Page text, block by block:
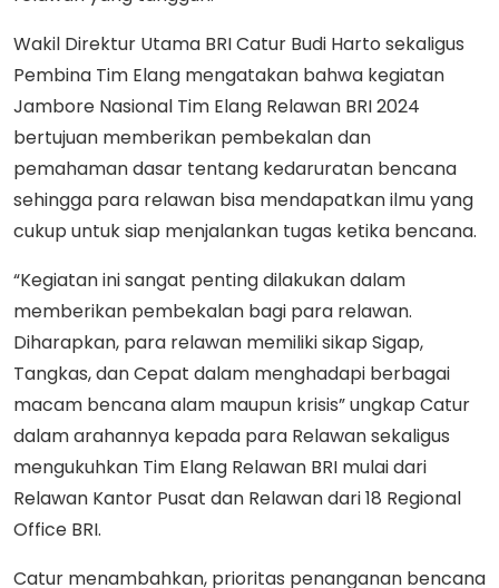
Wakil Direktur Utama BRI Catur Budi Harto sekaligus
Pembina Tim Elang mengatakan bahwa kegiatan
Jambore Nasional Tim Elang Relawan BRI 2024
bertujuan memberikan pembekalan dan
pemahaman dasar tentang kedaruratan bencana
sehingga para relawan bisa mendapatkan ilmu yang
cukup untuk siap menjalankan tugas ketika bencana.
“Kegiatan ini sangat penting dilakukan dalam
memberikan pembekalan bagi para relawan.
Diharapkan, para relawan memiliki sikap Sigap,
Tangkas, dan Cepat dalam menghadapi berbagai
macam bencana alam maupun krisis” ungkap Catur
dalam arahannya kepada para Relawan sekaligus
mengukuhkan Tim Elang Relawan BRI mulai dari
Relawan Kantor Pusat dan Relawan dari 18 Regional
Office BRI.
Catur menambahkan, prioritas penanganan bencana